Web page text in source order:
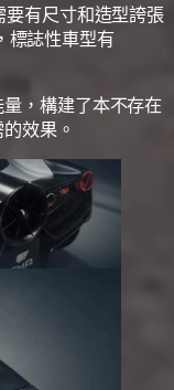
要有尺寸和造型誇張
標誌性車型有
，構建了本不存在
效果。